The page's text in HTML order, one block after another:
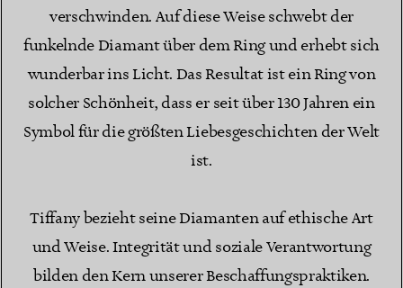
verschwinden. Auf diese Weise schwebt der
funkelnde Diamant über dem Ring und erhebt sich
wunderbar ins Licht. Das Resultat ist ein Ring von
solcher Schönheit, dass er seit über 130 Jahren ein
Symbol für die größten Liebesgeschichten der Welt
ist.
Tiffany bezieht seine Diamanten auf ethische Art
und Weise. Integrität und soziale Verantwortung
bilden den Kern unserer Beschaffungspraktiken.